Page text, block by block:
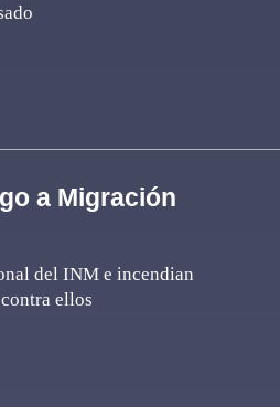
a Migración
del INM e incendian
ellos